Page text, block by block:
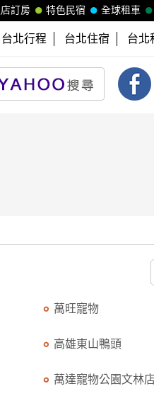
全球租車
特色民宿
訂房
台北行程 台北住宿 台北
萬旺寵物
高雄東山鴨頭
萬達寵物公園文林店